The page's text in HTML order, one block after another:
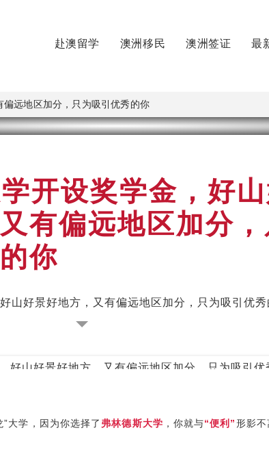
赴澳留学 澳洲移民 澳洲签证 最
偏远地区加分，只为吸引优秀的你
开设奖学金，好
有偏远地区加分
你
大学，因为你选择了 弗林德斯大学 ，你就与“便利”形影